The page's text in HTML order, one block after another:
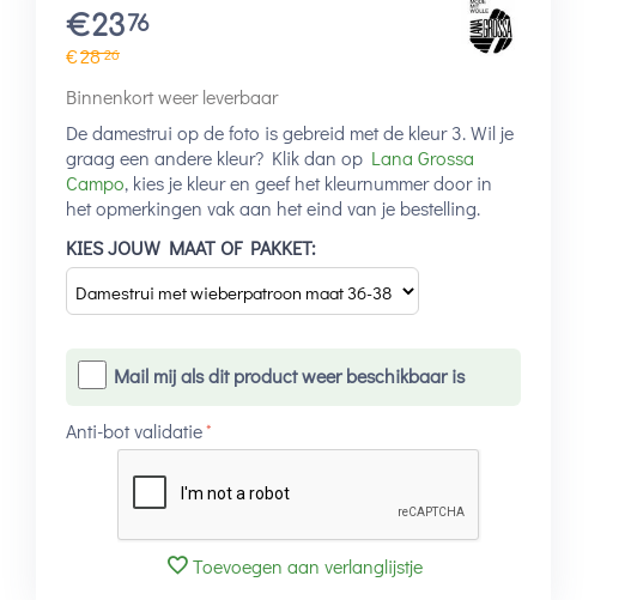
€2376
€2826
Binnenkort weer leverbaar
De damestrui op de foto is gebreid met de kleur 3. Wil je
graag een andere kleur? Klik dan op Lana Grossa
Campo, kies je kleur en geef het kleurnummer door in
het opmerkingen vak aan het eind van je bestelling.
KIES JOUW MAAT OF PAKKET:
Mail mij als dit product weer beschikbaar is
Anti-bot validatie
Toevoegen aan verlanglijstje